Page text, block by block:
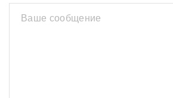
Ваше сообщение